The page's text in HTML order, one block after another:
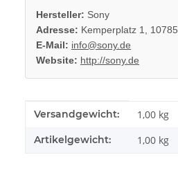
Hersteller: Sony
Adresse: Kemperplatz 1,
E-Mail: info@sony.de
Website: http://sony.de
Produkteigenschaft
Wert
Versandgewicht: 1,00 kg
Artikelgewicht: 1,00 kg